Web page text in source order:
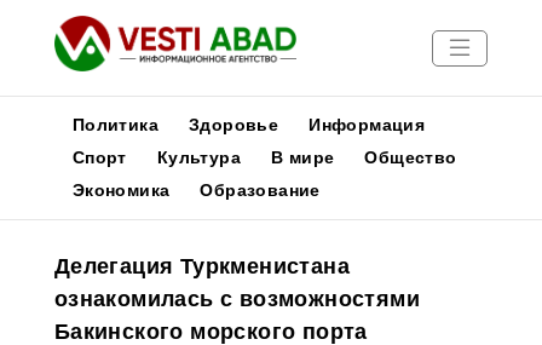
Новости
Медиа
Афиша
Политика Здоровье
Информация
Спорт
Культура В мире
Общество
Экономика
Образование
Делегация Туркменистана
ознакомилась с возможностями
Бакинского морского порта